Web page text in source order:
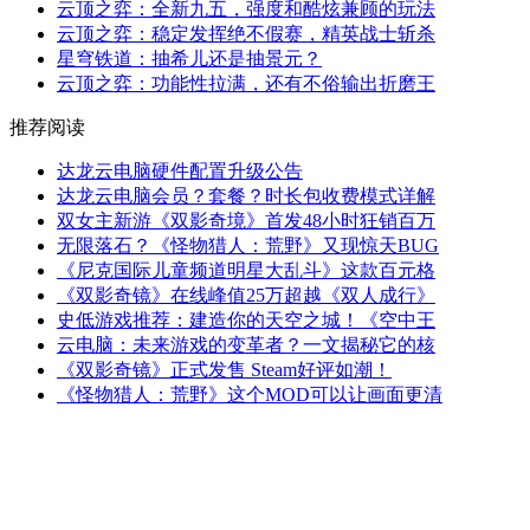
云顶之弈：全新九五，强度和酷炫兼顾的玩法
云顶之弈：稳定发挥绝不假赛，精英战士斩杀
星穹铁道：抽希儿还是抽景元？
云顶之弈：功能性拉满，还有不俗输出折磨王
推荐阅读
达龙云电脑硬件配置升级公告
达龙云电脑会员？套餐？时长包收费模式详解
双女主新游《双影奇境》首发48小时狂销百万
无限落石？《怪物猎人：荒野》又现惊天BUG
《尼克国际儿童频道明星大乱斗》这款百元格
《双影奇镜》在线峰值25万超越《双人成行》
史低游戏推荐：建造你的天空之城！《空中王
云电脑：未来游戏的变革者？一文揭秘它的核
《双影奇镜》正式发售 Steam好评如潮！
《怪物猎人：荒野》这个MOD可以让画面更清